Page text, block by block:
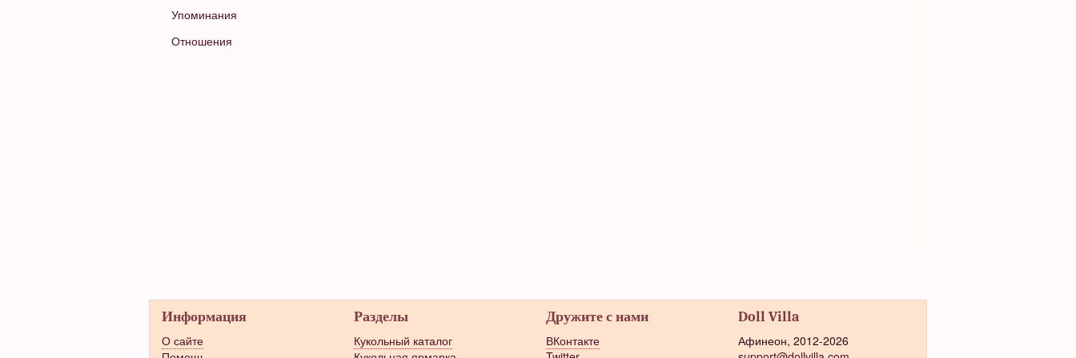
Упоминания
Отношения
Информация
О сайте
Разделы
Кукольный каталог
Дружите с нами
ВКонтакте
Doll Villa
Афинеон, 2012-2026